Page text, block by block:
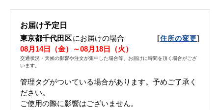
お届け予定日
東京都千代田区にお届けの場合 [住所の変更]
08月14日（金）～08月18日（火）
交通状況・天候の影響や注文が集中した場合等、お届けに時間を頂く場合がござ
います。
管理タグがついている場合があります。予めご了承く
ださい。
ご使用の際に影響はございません。